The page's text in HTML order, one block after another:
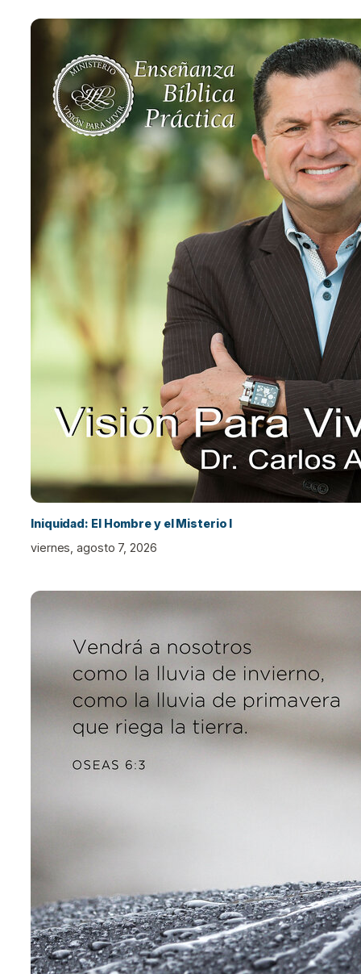
Iniquidad: El Hombre y el Misterio I
viernes, agosto 7, 2026